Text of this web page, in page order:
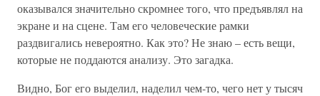
оказывался значительно скромнее того, что предъявлял на
экране и на сцене. Там его человеческие рамки
раздвигались невероятно. Как это? Не знаю – есть вещи,
которые не поддаются анализу. Это загадка.
Видно, Бог его выделил, наделил чем-то, чего нет у тысяч